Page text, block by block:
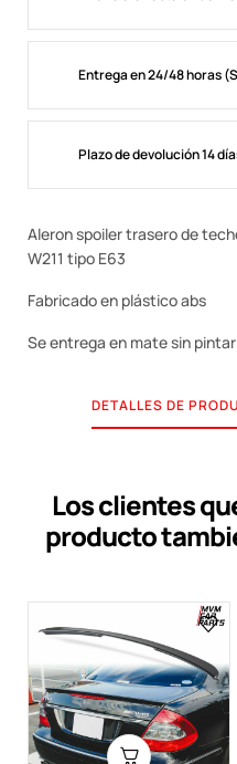
Entrega en 24/48 horas
Plazo de devolución 14
Aleron spoiler trasero de
W211 tipo E63
Fabricado en plástico abs
Se entrega en mate sin pintar
DETALLES DE
Los clientes
producto